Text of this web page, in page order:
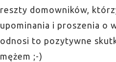
reszty domowników,
upominania i proszenia o
odnosi to pozytywne
mężem ;-)